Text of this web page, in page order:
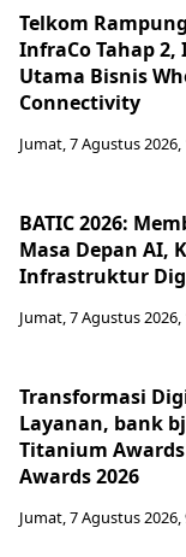
Telkom
InfraCo Tahap
Utama Bisnis
Connectivity
Jumat, 7 Agustus 2026,
BATIC 2026:
Masa Depan AI,
Infrastruktur
Jumat, 7 Agustus 2026,
Transformasi
Layanan, bank
Titanium Awards
Awards 2026
Jumat, 7 Agustus 2026,